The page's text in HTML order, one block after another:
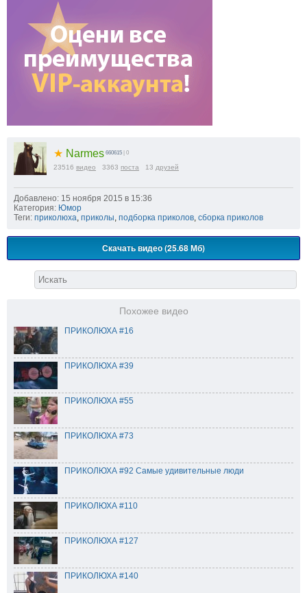
★ Narmes 660615 | 0
23516 видео 3363 поста 13 друзей
Добавлено: 15 ноября 2015 в 15:36
Категория: Юмор
Теги: приколюха приколы подборка приколов сборка приколов
Скачать видео (25.68 Мб)
Похожее видео
ПРИКОЛЮХА #16
ПРИКОЛЮХА #39
ПРИКОЛЮХА #55
ПРИКОЛЮХА #73
ПРИКОЛЮХА #92 Самые удивительные люди
ПРИКОЛЮХА #110
ПРИКОЛЮХА #127
ПРИКОЛЮХА #140